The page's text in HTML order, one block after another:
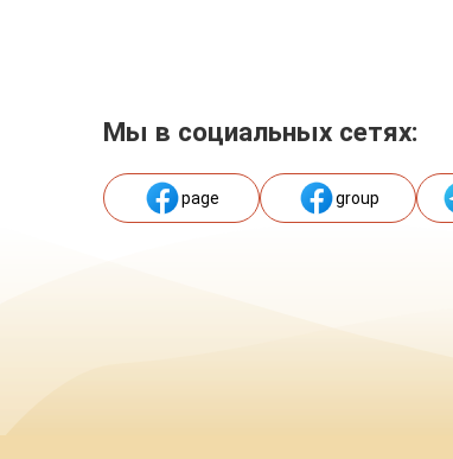
Мы в социальных сетях:
page group